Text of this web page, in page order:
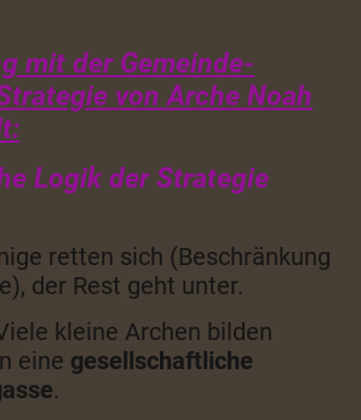
mit der Gemeinde-
von Arche Noah
Logik der Strategie
retten sich (Beschränkung
der Rest geht unter.
kleine Archen bilden
eine gesellschaftliche
.